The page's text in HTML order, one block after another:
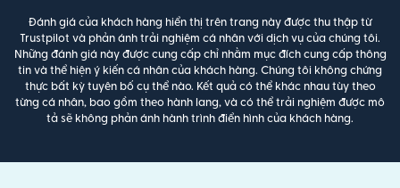
Đánh giá của khách hàng hiển thị trên trang này được thu thập từ
Trustpilot và phản ánh trải nghiệm cá nhân với dịch vụ của chúng tôi.
Những đánh giá này được cung cấp chỉ nhằm mục đích cung cấp thông
tin và thể hiện ý kiến cá nhân của khách hàng. Chúng tôi không chứng
thực bất kỳ tuyên bố cụ thể nào. Kết quả có thể khác nhau tùy theo
từng cá nhân, bao gồm theo hành lang, và có thể trải nghiệm được mô
tả sẽ không phản ánh hành trình điển hình của khách hàng.